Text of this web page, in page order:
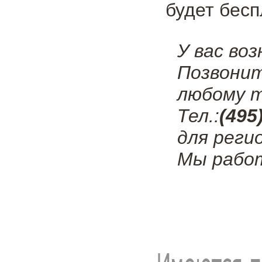
будет
У вас
любому
Тел.:
для
Мы